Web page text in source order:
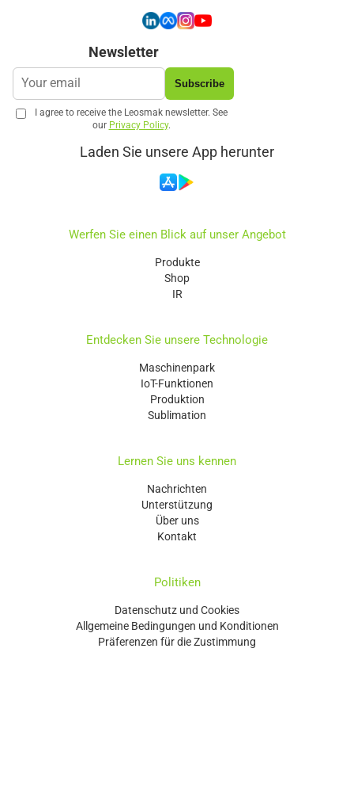
Newsletter
Subscribe
I agree to receive the Leosmak newsletter. See
our Privacy Policy.
Laden Sie unsere App herunter
Werfen Sie einen Blick auf unser Angebot
Produkte
Shop
IR
Entdecken Sie unsere Technologie
Maschinenpark
IoT-Funktionen
Produktion
Sublimation
Lernen Sie uns kennen
Nachrichten
Unterstützung
Über uns
Kontakt
Politiken
Datenschutz und Cookies
Allgemeine Bedingungen und Konditionen
Präferenzen für die Zustimmung